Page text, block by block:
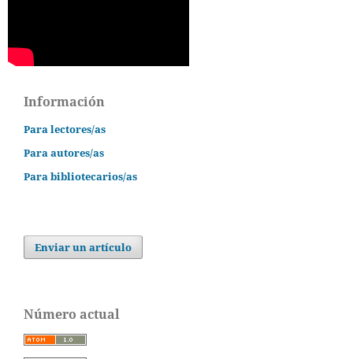
Información
Para lectores/as
Para autores/as
Para bibliotecarios/as
Enviar un artículo
Número actual